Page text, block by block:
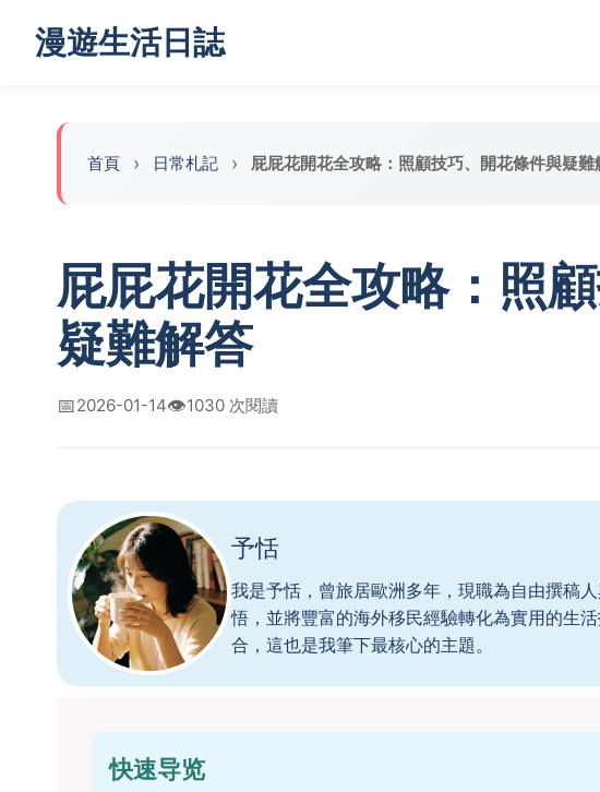
漫遊生活日誌
首頁 日常札記 屁屁花開花全攻略：照顧技巧、開花條件與疑難
屁屁花開花全攻略：照
疑難解答
📅2026-01-14👁️1030 次閱讀
予恬
我是予恬，曾旅居歐洲多年，現職為自由撰稿
悟，並將豐富的海外移民經驗轉化為實用的生
合，這也是我筆下最核心的主題。
快速导览